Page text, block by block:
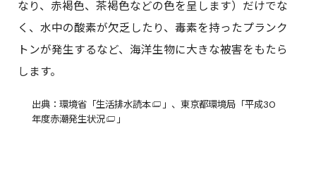
なり、赤褐色、茶褐色などの色を呈します）だけでな
く、水中の酸素が欠乏したり、毒素を持ったプランク
トンが発生するなど、海洋生物に大きな被害をもたら
します。
出典：環境省「生活排水読本 」、東京都環境局「平成30
年度赤潮発生状況
」